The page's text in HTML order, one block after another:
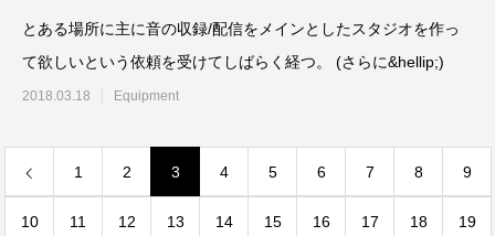
とある場所に主に音の収録/配信をメインとしたスタジオを作っ
て欲しいという依頼を受けてしばらく経つ。 (さらに&hellip;)
2018.03.18 Equipment
1 2 3 4 5 6 7 8 9
10 11 12 13 14 15 16 17 18 19